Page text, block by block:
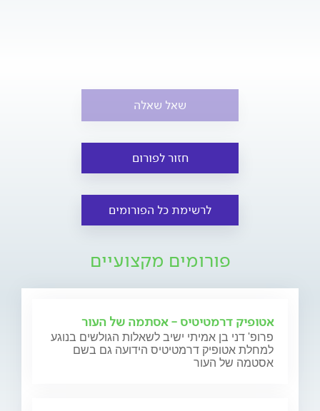
שאל שאלה
חזור לפורום
לרשימת כל הפורומים
פורומים מקצועיים
אטופיק דרמטיטיס - אסתמה של העור
פרופ' דני בן אמיתי ישיב לשאלות הגולשים בנוגע
למחלת אטופיק דרמטיטיס הידועה גם בשם
אסטמה של העור